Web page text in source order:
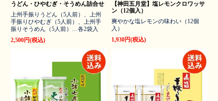
うどん・ひやむぎ・そうめん詰合せ
上州手振りうどん（5人前）、上州
手振りひやむぎ（5人前）、上州手
振りそうめん（5人前）…各2袋入
2,500円(税込)
【神田五月堂】塩レモンクロワッサ
ン（12個入）
爽やかな塩レモンの味わい（12個
入）
1,930円(税込)